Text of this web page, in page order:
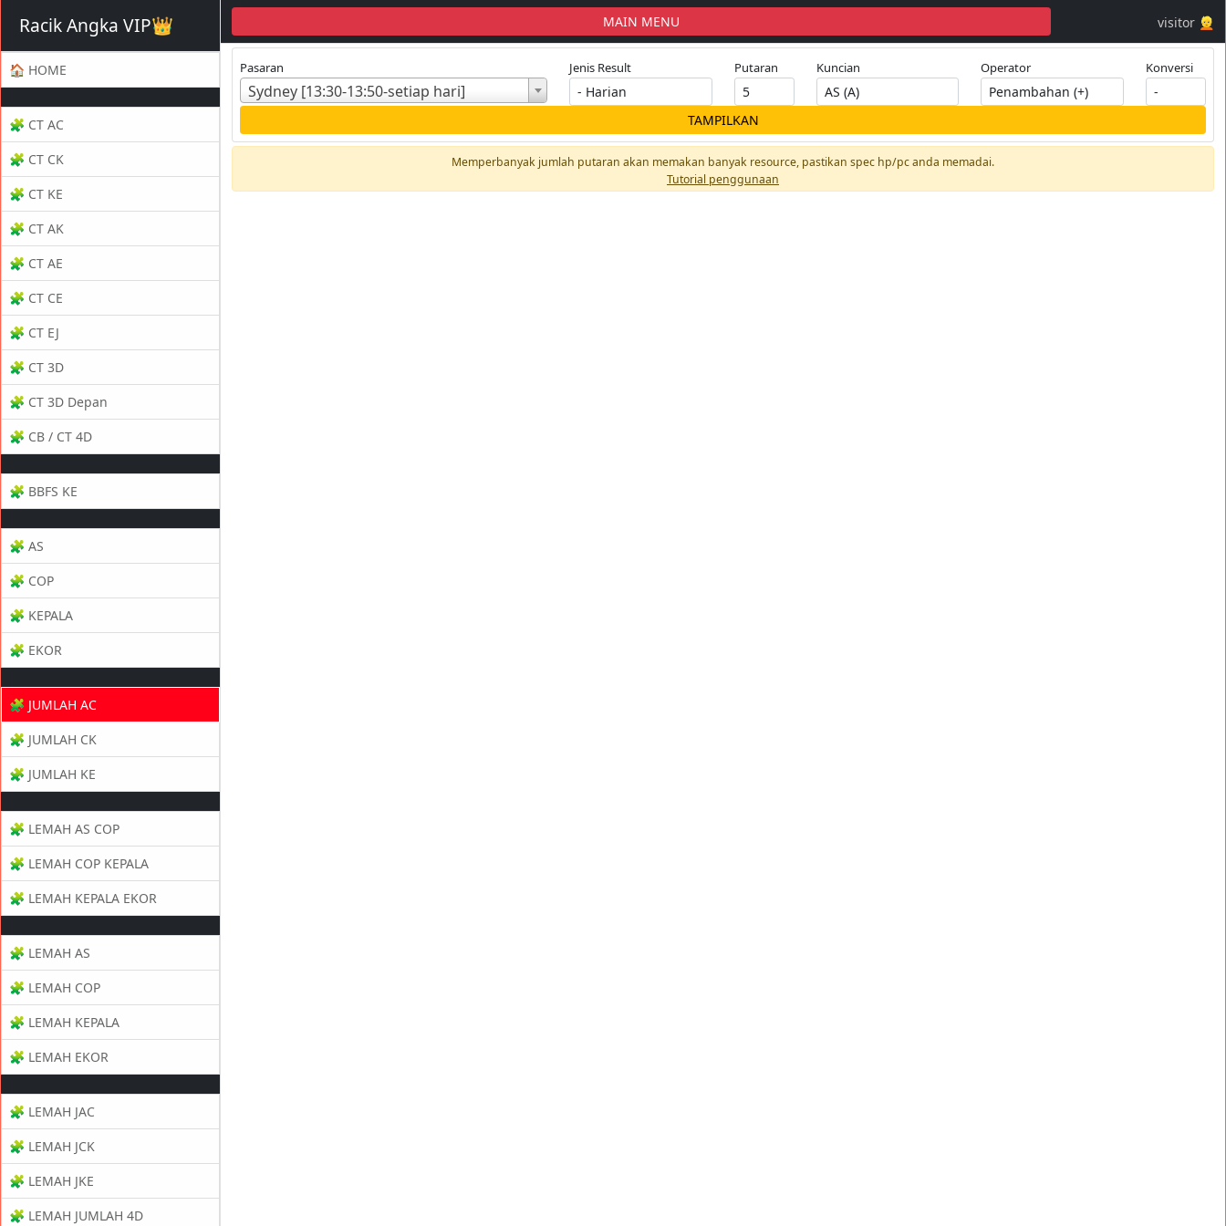
Racik Angka VIP👑
🏠 HOME
🧩 CT AC
🧩 CT CK
🧩 CT KE
🧩 CT AK
🧩 CT AE
🧩 CT CE
🧩 CT EJ
🧩 CT 3D
🧩 CT 3D Depan
🧩 CB / CT 4D
🧩 BBFS KE
🧩 AS
🧩 COP
🧩 KEPALA
🧩 EKOR
🧩 JUMLAH AC
🧩 JUMLAH CK
🧩 JUMLAH KE
🧩 LEMAH AS COP
🧩 LEMAH COP KEPALA
🧩 LEMAH KEPALA EKOR
🧩 LEMAH AS
🧩 LEMAH COP
🧩 LEMAH KEPALA
🧩 LEMAH EKOR
🧩 LEMAH JAC
🧩 LEMAH JCK
🧩 LEMAH JKE
🧩 LEMAH JUMLAH 4D
MAIN MENU visitor 👱
Pasaran
Sydney [13:30-13:50-setiap hari]
Jenis Result Putaran Kuncian Operator Konversi
TAMPILKAN
Memperbanyak jumlah putaran akan memakan banyak resource, pastikan spec hp/pc anda memadai.
Tutorial penggunaan